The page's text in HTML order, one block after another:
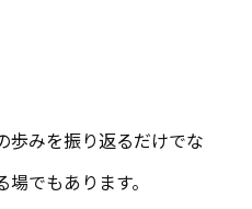
歩みを振り返るだけでな
でもあります。